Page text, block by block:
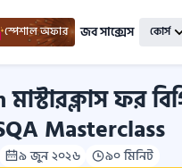
স্পেশাল অফার জব সাক্সেস কোর্স
ফর
Masterclass
৯ জুন ২০২৬ ৯০ মিনিট